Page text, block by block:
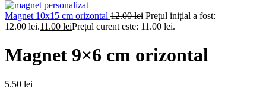
Magnet 10x15 cm orizontal 12.00lei Prețul inițial a fost:
12.00 lei.11.00 leiPrețul curent este: 11.00 lei.
Magnet 9×6 cm orizontal
5.50 lei